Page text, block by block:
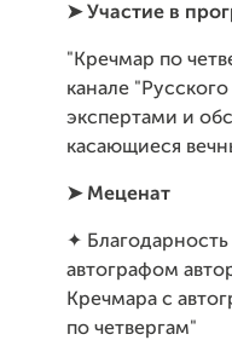
➤Участие в
"Кречмар по
канале
экспертами и
касающиеся
➤Меценат
✦
автографом
Кречмара с
по четвергам"